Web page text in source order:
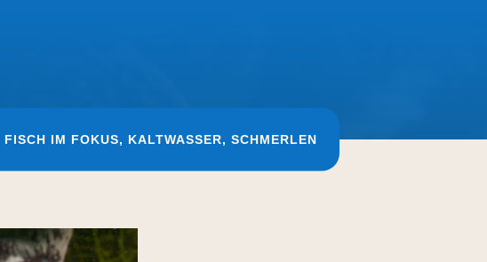
FISCH IM FOKUS KALTWASSER SCHMERLEN